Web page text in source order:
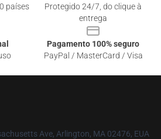
países
Protegido 24/7, do clique à
entrega
Pagamento 100% seguro
PayPal / MasterCard / Visa
Ave, Arlington, MA 02476, EUA